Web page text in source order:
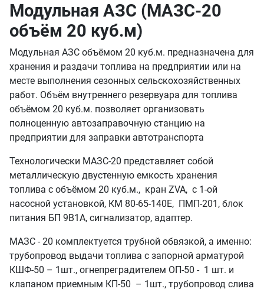
Модульная АЗС (МАЗС-20
объём 20 куб.м)
Модульная АЗС объёмом 20 куб.м. предназначена для
хранения и раздачи топлива на предприятии или на
месте выполнения сезонных сельскохозяйственных
работ. Объём внутреннего резервуара для топлива
объёмом 20 куб.м. позволяет организовать
полноценную автозаправочную станцию на
предприятии для заправки автотранспорта
Технологически МАЗС-20 представляет собой
металлическую двустенную емкость хранения
топлива с объёмом 20 куб.м., кран ZVA, с 1-ой
насосной установкой, КМ 80-65-140Е, ПМП-201, блок
питания БП 9В1А, сигнализатор, адаптер.
МАЗС - 20 комплектуется трубной обвязкой, а именно:
трубопровод выдачи топлива с запорной арматурой
КШФ-50 – 1шт., огнепреградителем ОП-50 - 1 шт. и
клапаном приемным КП-50 – 1шт., трубопровод слива